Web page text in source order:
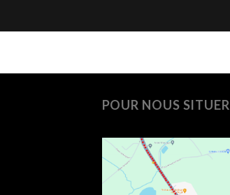
POUR NOUS SITUER